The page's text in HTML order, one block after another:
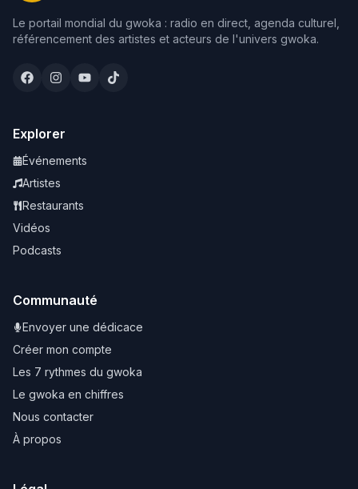
Le portail mondial du gwoka : radio en direct, agenda culturel,
référencement des artistes et acteurs de l'univers gwoka.
Explorer
Événements
Artistes
Restaurants
Vidéos
Podcasts
Communauté
Envoyer une dédicace
Créer mon compte
Les 7 rythmes du gwoka
Le gwoka en chiffres
Nous contacter
À propos